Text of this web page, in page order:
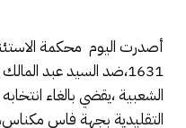
أصدرت اليوم محكمة
1631،ضد السيد عبد
الشعبية ،يقضي بالغاء
التقليدية بجهة فاس مكناس،